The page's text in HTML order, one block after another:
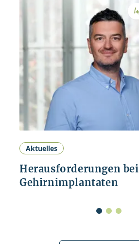
Aktuelles
Herausforderungen bei
Gehirnimplantaten